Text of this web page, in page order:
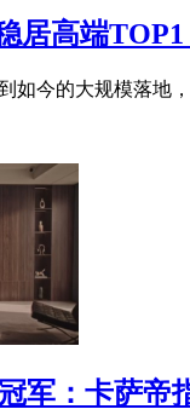
居高端
如今的大规模落地
军：卡萨